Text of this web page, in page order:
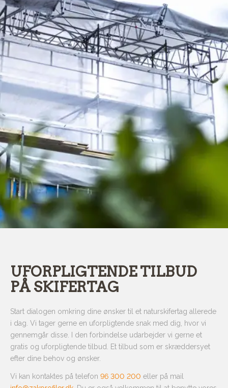
UFORPLIGTENDE TILBUD
PÅ SKIFERTAG
Start dialogen omkring dine ønsker til et naturskifertag allerede
i dag. Vi tager gerne en uforpligtende snak med dig, hvor vi
gennemgår disse. I den forbindelse udarbejder vi gerne et
gratis og uforpligtende tilbud. Et tilbud som er skræddersyet
efter dine behov og ønsker.
Vi kan kontaktes på telefon 96 300 200 eller på mail